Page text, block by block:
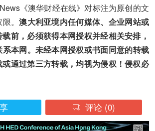
《澳华财经在线》对标注为原创的文
限。澳大利亚境内任何媒体、企业网站或
前，必须获得本网授权并经相关安排，
本网。未经本网授权或书面同意的转载
通过第三方转载，均视为侵权！侵权必
 评论 (0)